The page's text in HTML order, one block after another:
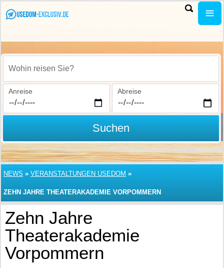
Wohin reisen Sie?
Anreise Abreise
Suchen
NEWS » VERANSTALTUNGEN USEDOM »
ZEHN JAHRE THEATERAKADEMIE VORPOMMERN
Zehn Jahre
Theaterakademie
Vorpommern